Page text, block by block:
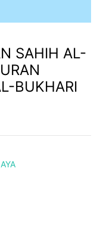
SAHIH AL-
BUKHARI